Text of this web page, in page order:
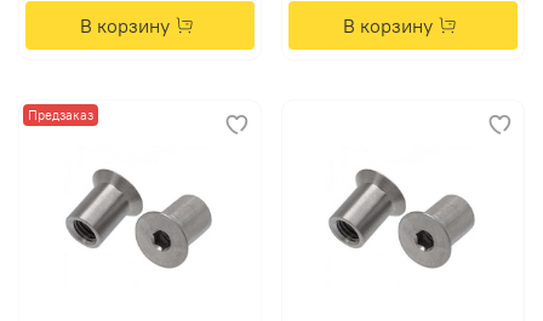
В корзину В корзину
Предзаказ